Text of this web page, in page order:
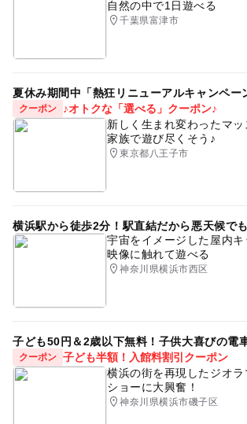
自然の中で1日遊べる
千葉県富津市
夏休み期間中「熱狂リニューアルキャンペ
クーポン
♪オトクな「選べる」クーポン♪
新しく生まれ変わったマッ
家族で遊び尽くそう♪
東京都八王子市
横浜駅から徒歩2分！駅直結だから悪天候で
宇宙をイメージした屋内
映像に触れて遊べる
神奈川県横浜市西区
子ども50円＆2歳以下無料！子供大喜びの電
クーポン 子ども半額！入館料割引クーポン
横浜の街を再現したジオ
ショーに大興奮！
神奈川県横浜市磯子区